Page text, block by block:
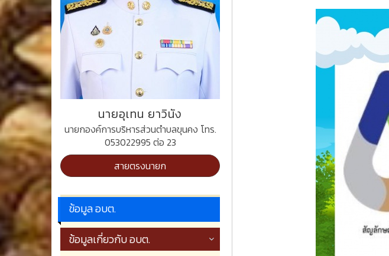
นายอุเทน ยาวินัง
นายกองค์การบริหารส่วนตำบลขุนคง โทร.
053022995 ต่อ 23
สายตรงนายก
ข้อมูล อบต.
ข้อมูลเกี่ยวกับ อบต.